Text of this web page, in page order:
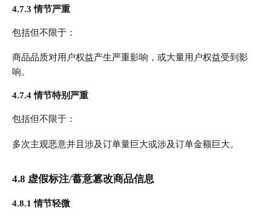
4.7.3 情节严重
包括但不限于：
商品品质对用户权益产生严重影响，或大量用户权益受到影
响。
4.7.4 情节特别严重
包括但不限于：
多次主观恶意并且涉及订单量巨大或涉及订单金额巨大。
4.8 虚假标注/蓄意篡改商品信息
4.8.1 情节轻微